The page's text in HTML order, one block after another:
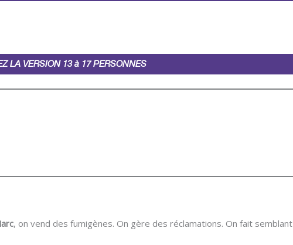
LA VERSION 13 à 17 PERSONNES
, on vend des fumigènes. On gère des réclamations. On fait semblant